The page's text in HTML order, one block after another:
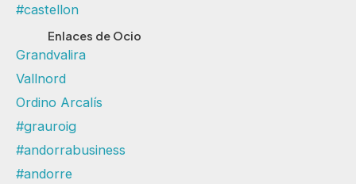
#castellon
Enlaces de Ocio
Grandvalira
Vallnord
Ordino Arcalís
#grauroig
#andorrabusiness
#andorre